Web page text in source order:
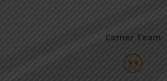
Corner Team